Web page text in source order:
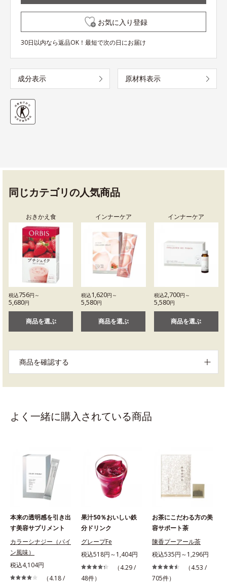
お気に入り登録
30日以内なら返品OK！最短で次の日にお届け
成分表示 原材料表示
同じカテゴリの人気商品
おきかえ食
税込756円～
5,680円
商品を選ぶ
インナーケア
税込1,620円～
5,580円
商品を選ぶ
インナーケア
税込2,700円～
5,580円
商品を選ぶ
商品を確認する
よく一緒に購入されている商品
本来の透明感を引き出
す美容サプリメント
カラーシナジー（パイ
ン風味）
税込4,104円
（4.18 /
果汁50％おいしい鉄
分ドリンク
グレープFe
税込518円～1,404円
（4.29 /
48件）
お茶にこだわる方の美
容サポート茶
陳香プーアール茶
税込535円～1,296円
（4.53 /
705件）